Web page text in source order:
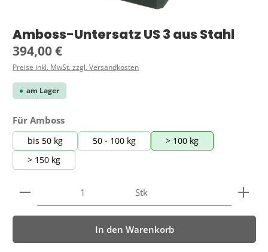
Amboss-Untersatz US 3 aus Stahl
Regulärer Preis:
394,00 €
Preise inkl. MwSt. zzgl. Versandkosten
am Lager
Für Ambossauswählen
bis 50 kg 50 - 100 kg
> 100 kg
> 150 kg
Produkt Anzahl: Gib den gewünschten Wert ein
Stk
In den Warenkorb